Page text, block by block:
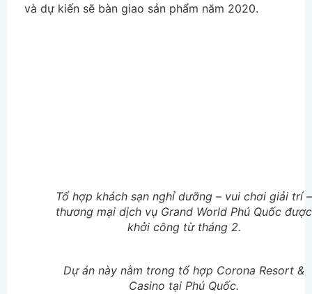
và dự kiến sẽ bàn giao sản phẩm năm 2020.
Tổ hợp khách sạn nghỉ dưỡng – vui chơi giải trí –
thương mại dịch vụ Grand World Phú Quốc được
khởi công từ tháng 2.
Dự án này nằm trong tổ hợp Corona Resort &
Casino tại Phú Quốc.